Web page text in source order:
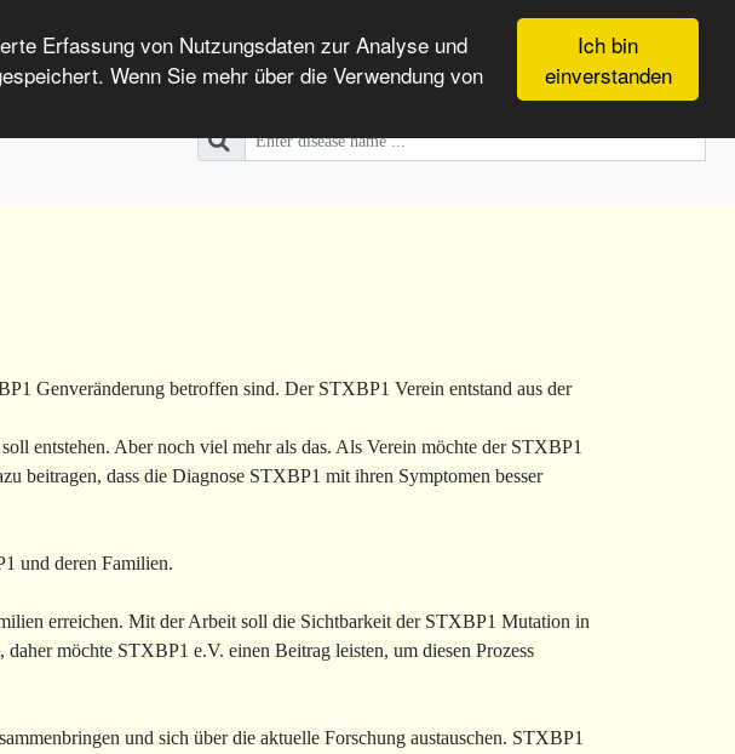
Ich bin
einverstanden
Erfassung von Nutzungsdaten zur Analyse und
Wenn Sie mehr über die Verwendung von
Genveränderung betroffen sind. Der STXBP1 Verein entstand aus der
entstehen. Aber noch viel mehr als das. Als Verein möchte der STXBP1
beitragen, dass die Diagnose STXBP1 mit ihren Symptomen besser
und deren Familien.
erreichen. Mit der Arbeit soll die Sichtbarkeit der STXBP1 Mutation in
möchte STXBP1 e.V. einen Beitrag leisten, um diesen Prozess
und sich über die aktuelle Forschung austauschen. STXBP1